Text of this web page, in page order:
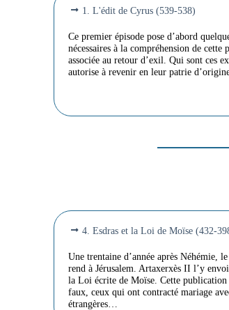
1. L'édit de Cyrus (539-538)
Ce premier épisode pose d’abord
nécessaires à la compréhension de cette
associée au retour d’exil. Qui sont ces
autorise à revenir en leur patrie
4. Esdras et la Loi de Moïse (432-
Une trentaine d’année après Néhémie,
rend à Jérusalem. Artaxerxès II l’y
la Loi écrite de Moïse. Cette
faux, ceux qui ont contracté mariage
étrangères…